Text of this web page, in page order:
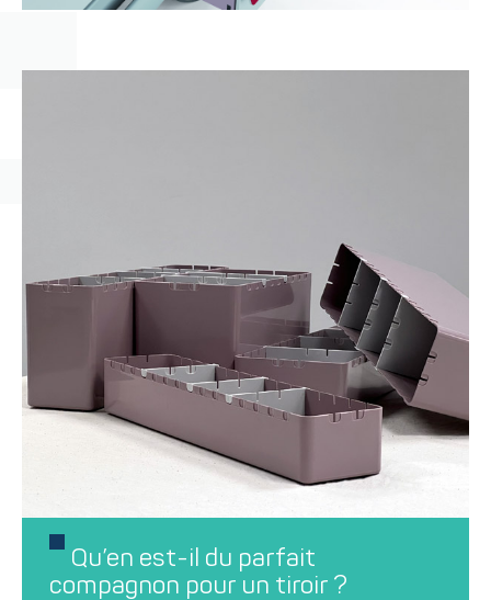
Qu’en est-il du parfait
compagnon pour un tiroir ?